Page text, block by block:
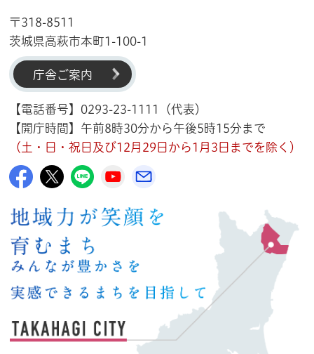
〒318-8511
茨城県高萩市本町1-100-1
庁舎ご案内
【電話番号】0293-23-1111（代表）
【開庁時間】午前8時30分から午後5時15分まで
（土・日・祝日及び12月29日から1月3日までを除く）
高萩市公式Facebook
高萩市公式X
高萩市公式LINE
高萩市YouTube公式チャンネル